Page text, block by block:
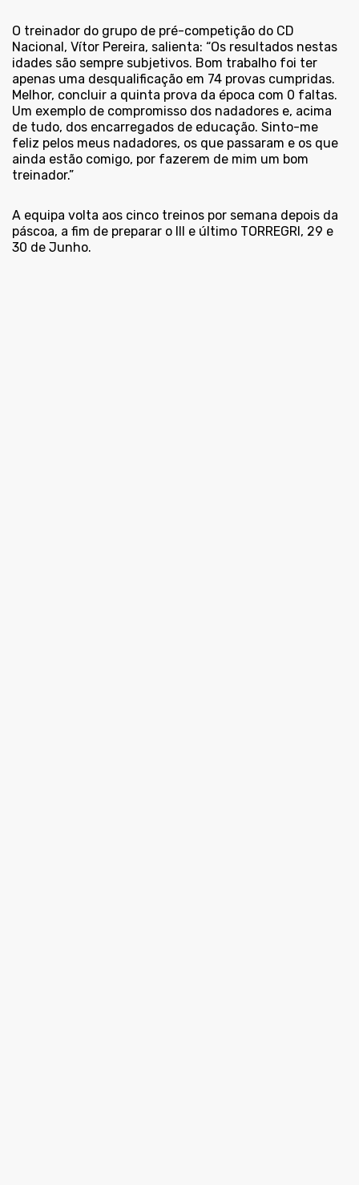
O treinador do grupo de pré-competição do CD
Nacional, Vítor Pereira, salienta: “Os resultados nestas
idades são sempre subjetivos. Bom trabalho foi ter
apenas uma desqualificação em 74 provas cumpridas.
Melhor, concluir a quinta prova da época com 0 faltas.
Um exemplo de compromisso dos nadadores e, acima
de tudo, dos encarregados de educação. Sinto-me
feliz pelos meus nadadores, os que passaram e os que
ainda estão comigo, por fazerem de mim um bom
treinador.”
A equipa volta aos cinco treinos por semana depois da
páscoa, a fim de preparar o III e último TORREGRI, 29 e
30 de Junho.